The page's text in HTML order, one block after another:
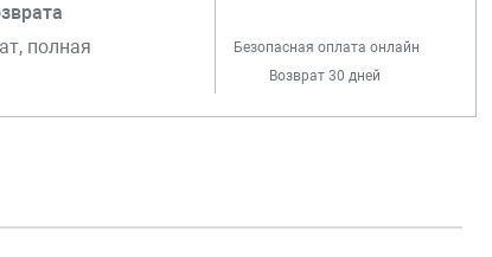
полная
Безопасная оплата онлайн
Возврат 30 дней